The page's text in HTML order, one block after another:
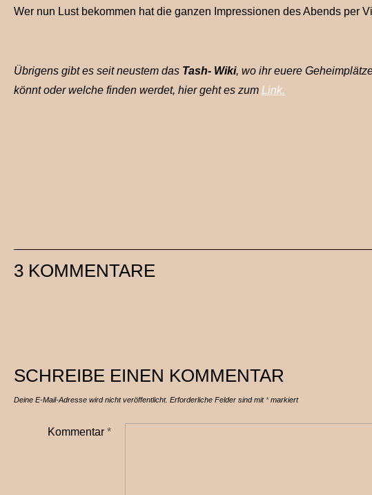
Wer nun Lust bekommen hat die ganzen Impressionen des Abends per
Übrigens gibt es seit neustem das Tash- Wiki, wo ihr euere
könnt oder welche finden werdet, hier geht es zum Link.
3 KOMMENTARE
SCHREIBE EINEN KOMMENTAR
Deine E-Mail-Adresse wird nicht veröffentlicht. Erforderliche Felder sind mit*markiert
Kommentar *